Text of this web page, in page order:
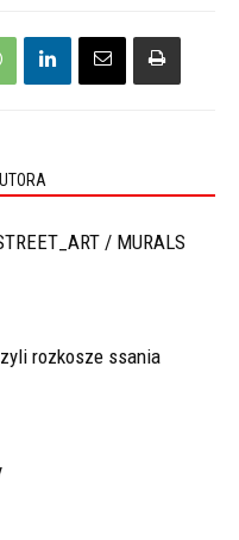
/ MURALS
rozkosze ssania